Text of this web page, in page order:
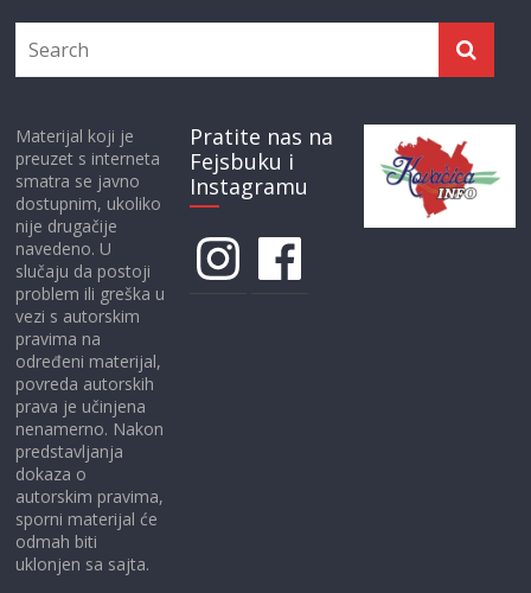
Materijal koji je
preuzet s interneta
smatra se javno
dostupnim, ukoliko
nije drugačije
navedeno. U
slučaju da postoji
problem ili greška u
vezi s autorskim
pravima na
određeni materijal,
povreda autorskih
prava je učinjena
nenamerno. Nakon
predstavljanja
dokaza o
autorskim pravima,
sporni materijal će
odmah biti
uklonjen sa sajta.
Pratite nas na
Fejsbuku i
Instagramu
InstagramFacebook